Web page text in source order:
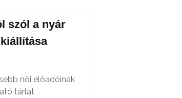
szól a nyár
női előadóinak
tárlat